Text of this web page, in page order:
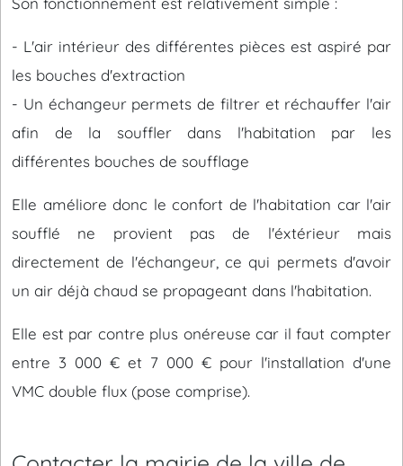
- L'air intérieur des différentes pièces est aspiré par
les bouches d'extraction
- Un échangeur permets de filtrer et réchauffer l'air
afin de la souffler dans l'habitation par les
différentes bouches de soufflage
Elle améliore donc le confort de l'habitation car l'air
soufflé ne provient pas de l'éxtérieur mais
directement de l'échangeur, ce qui permets d'avoir
un air déjà chaud se propageant dans l'habitation.
Elle est par contre plus onéreuse car il faut compter
entre 3 000 € et 7 000 € pour l'installation d'une
VMC double flux (pose comprise).